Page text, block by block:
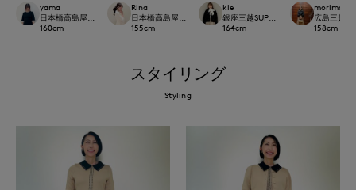
yama
日本橋高島屋SC SUPERIOR CLOSET
160cm
Rina
日本橋高島屋M Maglie le cassetto
155cm
kie
銀座三越SUPERIOR CLOSET GINZA
164cm
morimoto
広島三越
158cm
スタイリング
Styling